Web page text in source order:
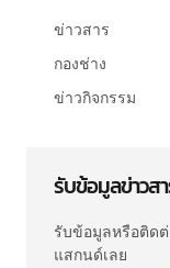
ข่าวสาร
กองช่าง
ข่าวกิจกรรม
รับข้อมูลข่าวส
รับข้อมูลหรือติด
แสกนด์เลย